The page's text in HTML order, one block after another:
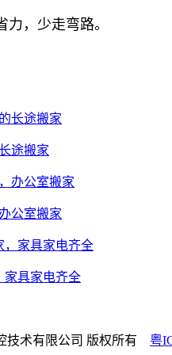
，少走弯路。
途搬家
公室搬家
家具家电齐全
技术有限公司 版权所有 粤